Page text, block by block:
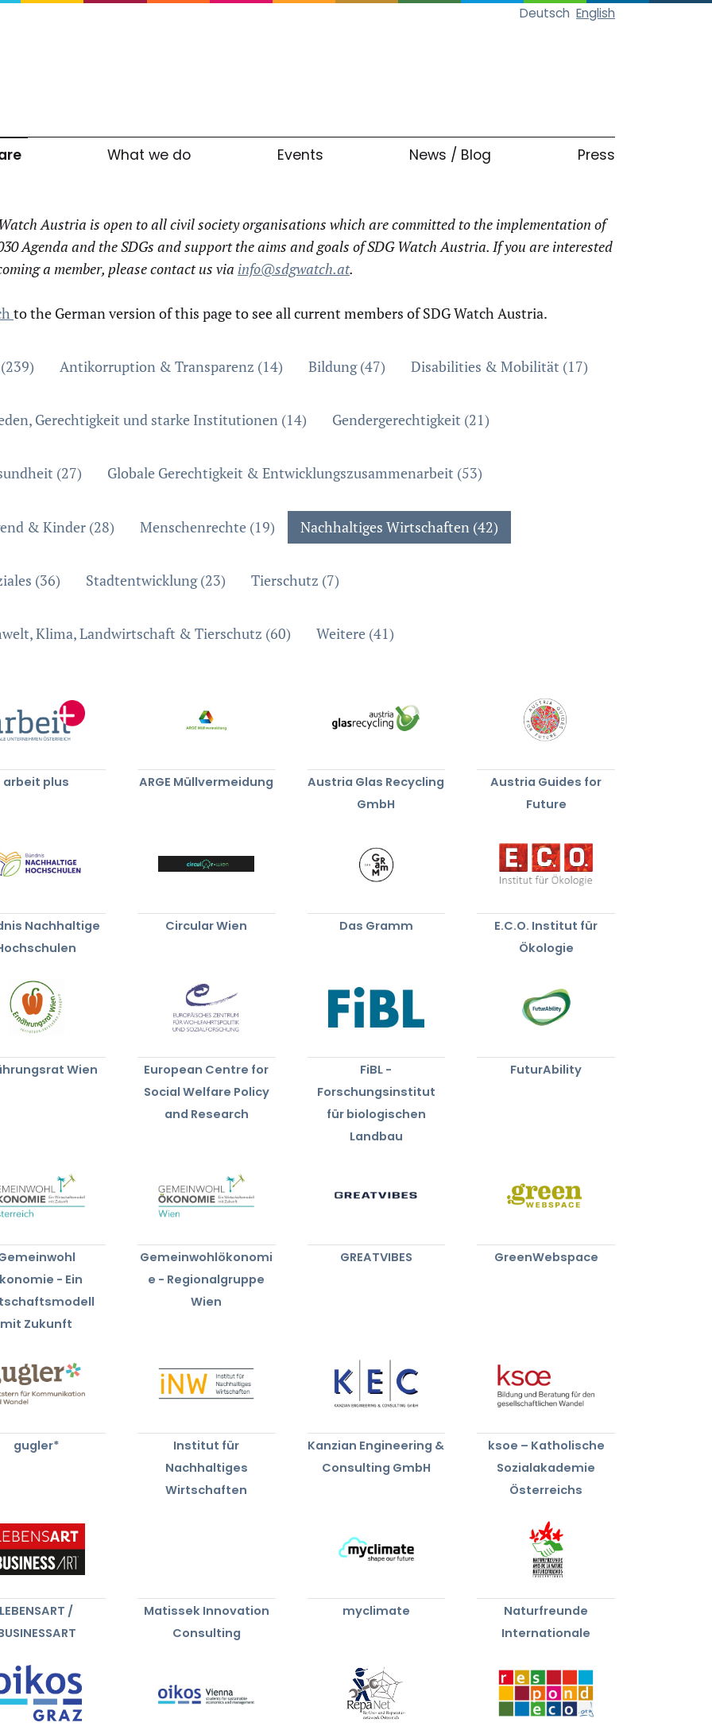
Deutsch English
What we do Events News / Blog Press
Austria is open to all civil society organisations which are committed to the implementation of
Agenda and the SDGs and support the aims and goals of SDG Watch Austria. If you are interested
a member, please contact us via info@sdgwatch.at.
to the German version of this page to see all current members of SDG Watch Austria.
Antikorruption & Transparenz (14) Bildung (47) Disabilities & Mobilität (17)
Gerechtigkeit und starke Institutionen (14) Gendergerechtigkeit (21)
(27) Globale Gerechtigkeit & Entwicklungszusammenarbeit (53)
& Kinder (28) Menschenrechte (19) Nachhaltiges Wirtschaften (42)
(36) Stadtentwicklung (23) Tierschutz (7)
Klima, Landwirtschaft & Tierschutz (60) Weitere (41)
arbeit plus ARGE Müllvermeidung
Austria Glas Recycling
GmbH
Austria Guides for
Future
Nachhaltige
Circular Wien Das Gramm
E.C.O. Institut für
Ökologie
Wien
European Centre for
Social Welfare Policy
and Research
FiBL -
Forschungsinstitut
für biologischen
Landbau
FuturAbility
- Ein
mit Zukunft
Gemeinwohlökonomi
e - Regionalgruppe
Wien
GREATVIBES GreenWebspace
gugler*
Institut für
Nachhaltiges
Wirtschaften
Kanzian Engineering &
Consulting GmbH
ksoe – Katholische
Sozialakademie
Österreichs
LEBENSART /
Matissek Innovation
Consulting
myclimate
Naturfreunde
Internationale